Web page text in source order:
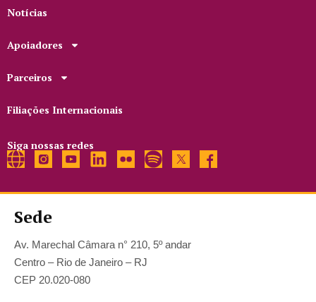
Notícias
Apoiadores
Parceiros
Filiações Internacionais
Siga nossas redes
Sede
Av. Marechal Câmara n° 210, 5º andar
Centro – Rio de Janeiro – RJ
CEP 20.020-080